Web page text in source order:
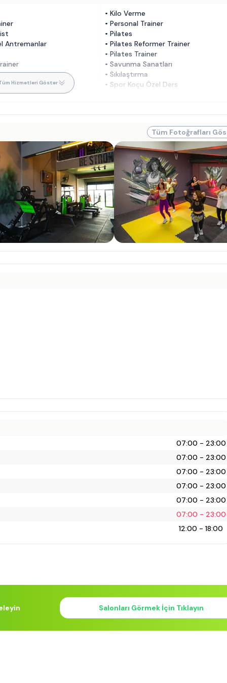
Antremanlar
• Kilo Verme
• Personal Trainer
• Pilates
• Pilates Reformer Trainer
• Pilates Trainer
• Savunma Sanatları
• Sıkılaştırma
• Spor Koçu Özel Ders
Hizmetleri Göster
Tüm Fotoğrafları
07:00 - 23:00
07:00 - 23:00
07:00 - 23:00
07:00 - 23:00
07:00 - 23:00
07:00 - 23:00
12:00 - 18:00
Salonları Görmek İçin Tıklayın